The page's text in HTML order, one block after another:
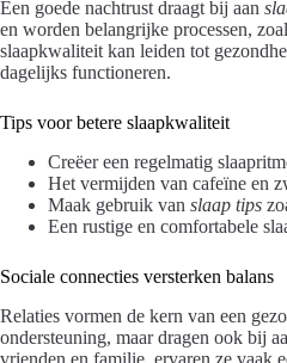
Een goede nachtrust draagt bij aan
en worden belangrijke processen,
slaapkwaliteit kan leiden tot
dagelijks functioneren.
Tips voor betere slaapkwaliteit
Creëer een regelmatig
Het vermijden van cafeïne en
Maak gebruik van slaap tips
Een rustige en comfortabele
Sociale connecties versterken balans
Relaties vormen de kern van een
ondersteuning, maar dragen ook bij
vrienden en familie, ervaren ze vaak